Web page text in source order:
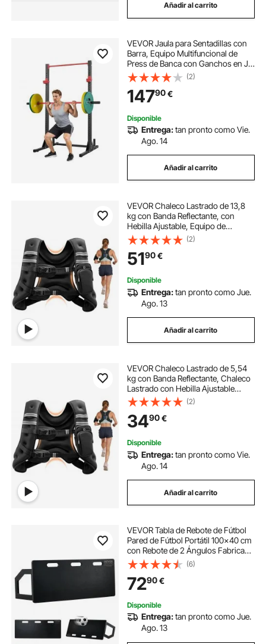
Añadir al carrito
VEVOR Jaula para Sentadillas con
Barra, Equipo Multifuncional de
Press de Banca con Ganchos en J
Ajustables de 28 Niveles, Robusto y
Estable, Entrenamiento de Fuerza
360 kg, 1160 x 1280 x 2170 mm
(2)
14790€
Disponible
Entrega:tan pronto como Vie.
Ago. 14
Añadir al carrito
VEVOR Chaleco Lastrado de 13,8
kg con Banda Reflectante, con
Hebilla Ajustable, Equipo de
Entrenamiento para Entrenamiento
de Fuerza, Correr, Trotar, Fitness y
Pérdida de Peso, 89-114 cm, Unisex
(2)
5190€
Disponible
Entrega:tan pronto como Jue.
Ago. 13
Añadir al carrito
VEVOR Chaleco Lastrado de 5,54
kg con Banda Reflectante, Chaleco
Lastrado con Hebilla Ajustable
Unisex, Equipo para Entrenamiento
de Fuerza, Correr, Trotar, Fitness y
Pérdida de Peso, 89-114 cm
(2)
3490€
Disponible
Entrega:tan pronto como Vie.
Ago. 14
Añadir al carrito
VEVOR Tabla de Rebote de Fútbol ​​
Pared de Fútbol Portátil 100x40 cm
con Rebote de 2 Ángulos Fabricada
en HDPE Equipo de Entrenamiento
de Fútbol para Niños y Adultos,
Entrenamiento de Pases y Tiros
(6)
7290€
Disponible
Entrega:tan pronto como Jue.
Ago. 13